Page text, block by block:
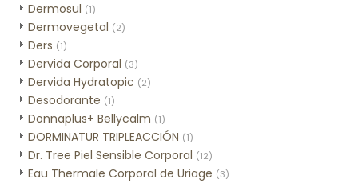
Dermosul (1)
Dermovegetal (2)
Ders (1)
Dervida Corporal (3)
Dervida Hydratopic (2)
Desodorante (1)
Donnaplus+ Bellycalm (1)
DORMINATUR TRIPLEACCIÓN (1)
Dr. Tree Piel Sensible Corporal (12)
Eau Thermale Corporal de Uriage (3)